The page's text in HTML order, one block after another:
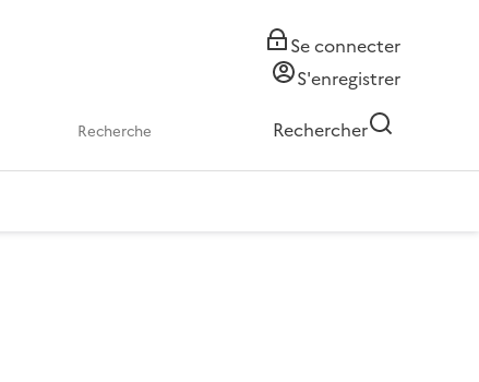
Se connecter
S'enregistrer
Rechercher